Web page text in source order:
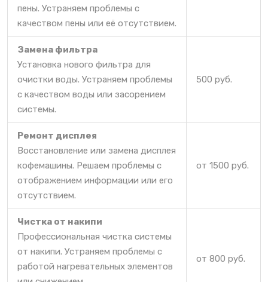
пены. Устраняем проблемы с
качеством пены или её отсутствием.
Замена фильтра
Установка нового фильтра для
очистки воды. Устраняем проблемы
с качеством воды или засорением
системы.
500 руб.
Ремонт дисплея
Восстановление или замена дисплея
кофемашины. Решаем проблемы с
отображением информации или его
отсутствием.
от 1500 руб.
Чистка от накипи
Профессиональная чистка системы
от накипи. Устраняем проблемы с
работой нагревательных элементов
от 800 руб.